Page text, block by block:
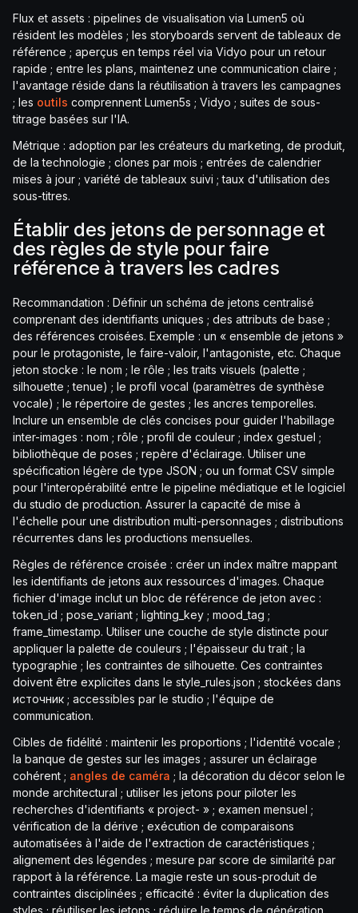
Flux et assets : pipelines de visualisation via Lumen5 où
résident les modèles ; les storyboards servent de tableaux de
référence ; aperçus en temps réel via Vidyo pour un retour
rapide ; entre les plans, maintenez une communication claire ;
l'avantage réside dans la réutilisation à travers les campagnes
; les outils comprennent Lumen5s ; Vidyo ; suites de sous-
titrage basées sur l'IA.
Métrique : adoption par les créateurs du marketing, de produit,
de la technologie ; clones par mois ; entrées de calendrier
mises à jour ; variété de tableaux suivi ; taux d'utilisation des
sous-titres.
Établir des jetons de personnage et
des règles de style pour faire
référence à travers les cadres
Recommandation : Définir un schéma de jetons centralisé
comprenant des identifiants uniques ; des attributs de base ;
des références croisées. Exemple : un « ensemble de jetons »
pour le protagoniste, le faire-valoir, l'antagoniste, etc. Chaque
jeton stocke : le nom ; le rôle ; les traits visuels (palette ;
silhouette ; tenue) ; le profil vocal (paramètres de synthèse
vocale) ; le répertoire de gestes ; les ancres temporelles.
Inclure un ensemble de clés concises pour guider l'habillage
inter-images : nom ; rôle ; profil de couleur ; index gestuel ;
bibliothèque de poses ; repère d'éclairage. Utiliser une
spécification légère de type JSON ; ou un format CSV simple
pour l'interopérabilité entre le pipeline médiatique et le logiciel
du studio de production. Assurer la capacité de mise à
l'échelle pour une distribution multi-personnages ; distributions
récurrentes dans les productions mensuelles.
Règles de référence croisée : créer un index maître mappant
les identifiants de jetons aux ressources d'images. Chaque
fichier d'image inclut un bloc de référence de jeton avec :
token_id ; pose_variant ; lighting_key ; mood_tag ;
frame_timestamp. Utiliser une couche de style distincte pour
appliquer la palette de couleurs ; l'épaisseur du trait ; la
typographie ; les contraintes de silhouette. Ces contraintes
doivent être explicites dans le style_rules.json ; stockées dans
источник ; accessibles par le studio ; l'équipe de
communication.
Cibles de fidélité : maintenir les proportions ; l'identité vocale ;
la banque de gestes sur les images ; assurer un éclairage
cohérent ; angles de caméra ; la décoration du décor selon le
monde architectural ; utiliser les jetons pour piloter les
recherches d'identifiants « project- » ; examen mensuel ;
vérification de la dérive ; exécution de comparaisons
automatisées à l'aide de l'extraction de caractéristiques ;
alignement des légendes ; mesure par score de similarité par
rapport à la référence. La magie reste un sous-produit de
contraintes disciplinées ; efficacité : éviter la duplication des
styles ; réutiliser les jetons ; réduire le temps de génération